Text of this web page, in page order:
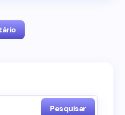
não será publicado.
Pesquisar